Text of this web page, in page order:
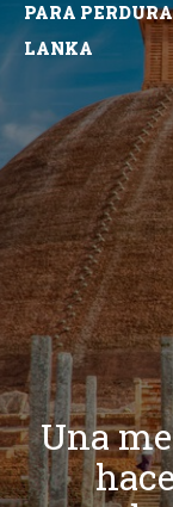
PARA
LANKA
Una